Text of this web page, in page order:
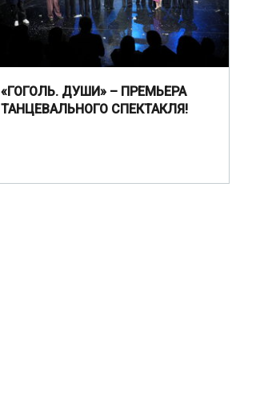
«ГОГОЛЬ. ДУШИ» – ПРЕМЬЕРА
ТАНЦЕВАЛЬНОГО СПЕКТАКЛЯ!